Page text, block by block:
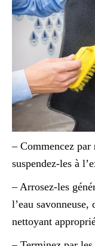
– Commencez
suspendez-les à
– Arrosez-les
l’eau
nettoyant